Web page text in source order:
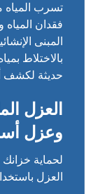
تسرب المياه
فقدان المياه
المبنى
بالاختلاط
حديثة لكشف
العزل
وعزل
لحماية
العزل